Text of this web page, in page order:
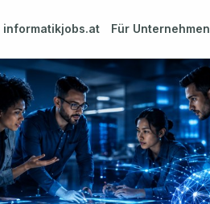
informatikjobs.at Für Unternehmen